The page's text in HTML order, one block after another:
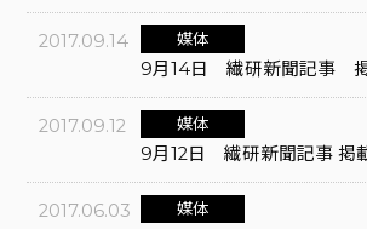
2017.09.14 媒体
9月14日 繊研新聞記事 掲
2017.09.12 媒体
9月12日 繊研新聞記事 掲
2017.06.03 媒体